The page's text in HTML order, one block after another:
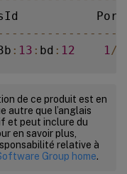
-- -- -- -- -- -- -- --
: 13 : bd : 12 1 /
------------
de ce produit est en
autre que l’anglais
et peut inclure du
en savoir plus,
relative à
Group home.